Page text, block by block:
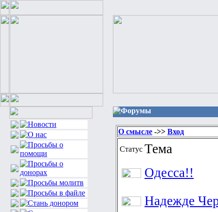
Форумы
О смысле ->> Вход
Статус Тема
Одесса!!
Надежде